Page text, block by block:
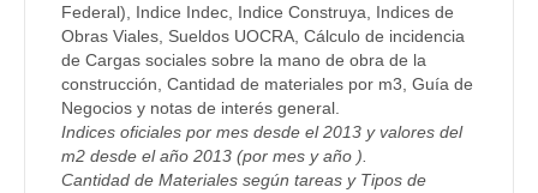
Federal), Indice Indec, Indice Construya, Indices de
Obras Viales, Sueldos UOCRA, Cálculo de incidencia
de Cargas sociales sobre la mano de obra de la
construcción, Cantidad de materiales por m3, Guía de
Negocios y notas de interés general.
Indices oficiales por mes desde el 2013 y valores del
m2 desde el año 2013 (por mes y año ).
Cantidad de Materiales según tareas y Tipos de